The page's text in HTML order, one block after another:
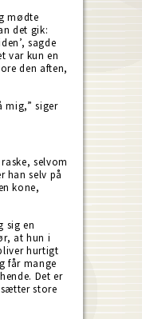
mødte
det gik:
sagde
var kun en
den aften,
mig,” siger
selvom
han selv på
kone,
sig en
at hun i
hurtigt
får mange
Det er
store